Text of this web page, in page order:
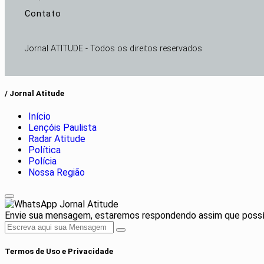
Contato
Jornal ATITUDE - Todos os direitos reservados
/ Jornal Atitude
Início
Lençóis Paulista
Radar Atitude
Política
Polícia
Nossa Região
Jornal Atitude
Envie sua mensagem, estaremos respondendo assim que
Termos de Uso e Privacidade